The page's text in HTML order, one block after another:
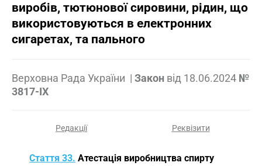
виробів, тютюнової сировини, рідин, що
використовуються в електронних
сигаретах, та пального
Верховна Рада України | Закон від 18.06.2024 №
3817-IX
Редакції Реквізити
Стаття 33. Атестація виробництва спирту